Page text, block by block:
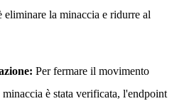
la minaccia e ridurre al
Per fermare il movimento
è stata verificata, l'endpoint